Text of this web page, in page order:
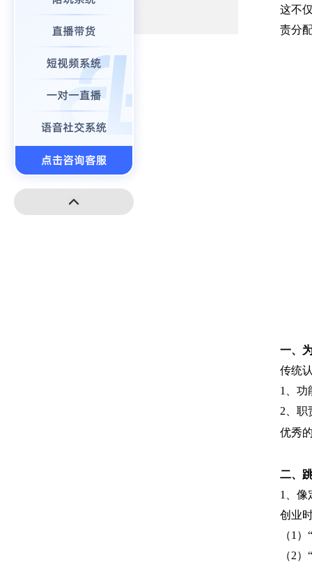
+ 高端建站
这不
责分
一、
传统
1、功
2、职
优秀
二、
1、像
创业
（1
（2